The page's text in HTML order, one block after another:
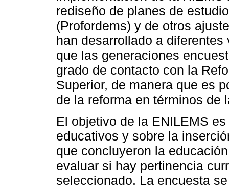
rediseño de planes de
(Profordems) y de otros
han desarrollado a
que las generaciones
grado de contacto con la
Superior, de manera que es
de la reforma en términos de
El objetivo de la ENILEMS
educativos y sobre la
que concluyeron la
evaluar si hay pertinencia
seleccionado. La encuesta